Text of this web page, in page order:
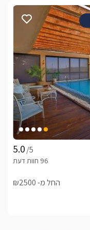
במיוחד וגודלה 190 מ"ר. מעוצבות ברמה הגבוהה ביותר, ומזמינות
אזור החוץ של סוויטות מיכאלה (נפרדות האחת מהשניה ובפרטיות
באיזור החיצוני של כל אחת תמצאו בריכת שחייה בנויה ופרטית
לחלוטין, מחוממת ומקורה בחודשי החורף ומרעננת במיוחד בחודשי
לצד הבריכה ערסל נדנדה, מיטות שיזוף מעוצבות, פינות ישיבה וגם
מעוצבת עם, פופים ופינות ישיבה נוחות. במרכז המרפסת ניצב
/5
החל מ- ₪2500